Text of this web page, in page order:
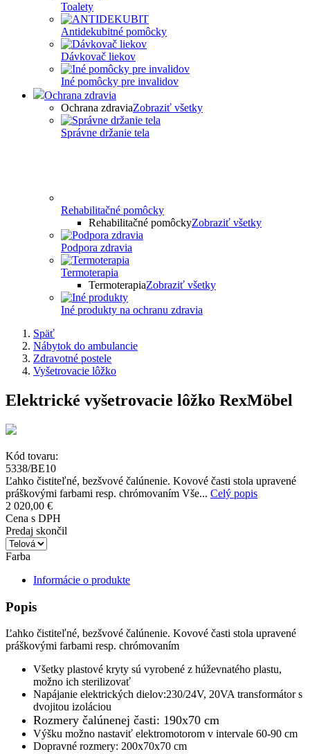
Toalety
Antidekubitné pomôcky
Dávkovač liekov
Iné pomôcky pre invalidov
Ochrana zdravia
Ochrana zdraviaZobraziť všetky
Správne držanie tela
Rehabilitačné pomôcky
Rehabilitačné pomôckyZobraziť všetky
Podpora zdravia
Termoterapia
TermoterapiaZobraziť všetky
Iné produkty na ochranu zdravia
Späť
Nábytok do ambulancie
Zdravotné postele
Vyšetrovacie lôžko
Elektrické vyšetrovacie lôžko RexMöbel
Kód tovaru:
5338/BE10
Ľahko čistiteľné, bezšvové čalúnenie. Kovové časti stola upravené
práškovými farbami resp. chrómovaním Vše... Celý popis
2 020,00 €
Cena s DPH
Predaj skončil
Farba
Informácie o produkte
Popis
Ľahko čistiteľné, bezšvové čalúnenie. Kovové časti stola upravené
práškovými farbami resp. chrómovaním
Všetky plastové kryty sú vyrobené z húževnatého plastu,
možno ich sterilizovať
Napájanie elektrických dielov:230/24V, 20VA transformátor s
dvojitou izoláciou
Rozmery čalúnenej časti: 190x70 cm
Výšku možno nastaviť elektromotorom v intervale 60-90 cm
Dopravné rozmery: 200x70x70 cm